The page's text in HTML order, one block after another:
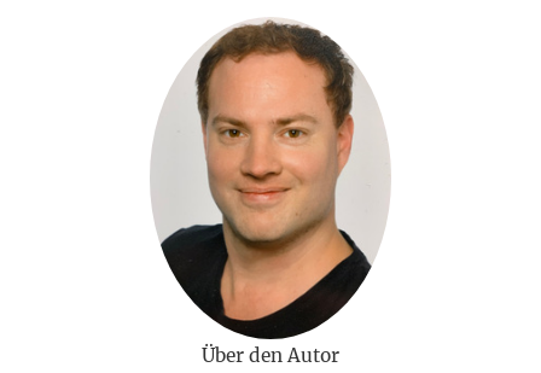
Über den Autor